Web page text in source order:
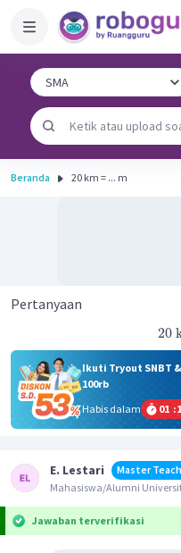
Beranda 20 km = ... m
Pertanyaan
20
Ikuti Tryout SNBT
100rb
Habis dalam
01 :
E. Lestari
Master
Mahasiswa/Alumni
Jawaban terverifikasi